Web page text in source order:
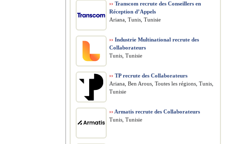
›› Transcom recrute des Conseillers en
Réception d’Appels
Ariana, Tunis, Tunisie
›› Industrie Multinational recrute des
Collaborateurs
Tunis, Tunisie
›› TP recrute des Collaborateurs
Ariana, Ben Arous, Toutes les régions, Tunis,
Tunisie
›› Armatis recrute des Collaborateurs
Tunis, Tunisie